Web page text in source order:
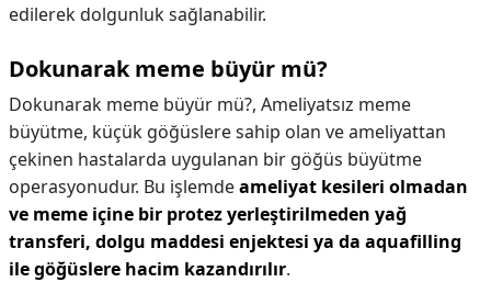
edilerek dolgunluk sağlanabilir.
Dokunarak meme büyür mü?
Dokunarak meme büyür mü?, Ameliyatsız meme
büyütme, küçük göğüslere sahip olan ve ameliyattan
çekinen hastalarda uygulanan bir göğüs büyütme
operasyonudur. Bu işlemdeameliyat kesileri olmadan
ve meme içine bir protez yerleştirilmeden yağ
transferi, dolgu maddesi enjektesi ya da aquafilling
ile göğüslere hacim kazandırılır.